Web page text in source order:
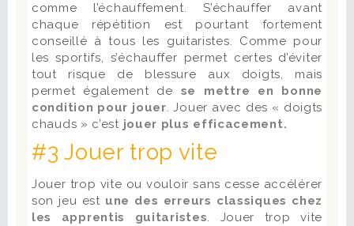
comme l’échauffement. S’échauffer avant
chaque répétition est pourtant fortement
conseillé à tous les guitaristes. Comme pour
les sportifs, s’échauffer permet certes d’éviter
tout risque de blessure aux doigts, mais
permet également de se mettre en bonne
condition pour jouer. Jouer avec des « doigts
chauds » c’est jouer plus efficacement.
#3 Jouer trop vite
Jouer trop vite ou vouloir sans cesse accélérer
son jeu est une des erreurs classiques chez
les apprentis guitaristes. Jouer trop vite